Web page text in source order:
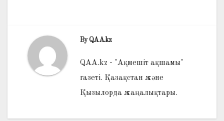
ByQAA.kz
QAA.kz - "Ақмешіт ақшамы"
газеті. Қазақстан және
Қызылорда жаңалықтары.